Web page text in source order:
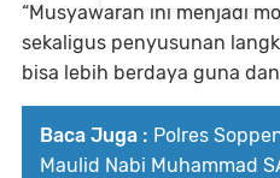
“Musyawarah ini menjadi
sekaligus penyusunan
bisa lebih berdaya guna
Baca Juga : Polres
Maulid Nabi Muhammad